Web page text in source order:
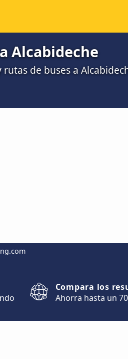
Alcabideche
de buses a
Compara los
Ahorra hasta un